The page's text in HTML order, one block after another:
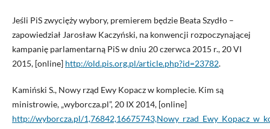
Jeśli PiS zwycięży wybory, premierem będzie Beata Szydło –
zapowiedział Jarosław Kaczyński, na konwencji rozpoczynającej
kampanię parlamentarną PiS w dniu 20 czerwca 2015 r., 20 VI
2015, [online] http://old.pis.org.pl/article.php?id=23782.
Kamiński S., Nowy rząd Ewy Kopacz w komplecie. Kim są
ministrowie, „wyborcza.pl”, 20 IX 2014, [online]
http://wyborcza.pl/